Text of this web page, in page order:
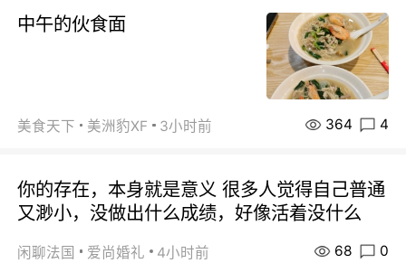
中午的伙食面
美食天下 美洲豹XF 3小时前 364 4
你的存在，本身就是意义 很多人觉得自己普通
又渺小，没做出什么成绩，好像活着没什么
闲聊法国 爱尚婚礼 4小时前 68 0